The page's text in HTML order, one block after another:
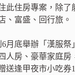
此住房專案，除
、富盛、回行旅。
月底舉辦「漢服
人房、豪華家庭房
送逢甲夜市小吃